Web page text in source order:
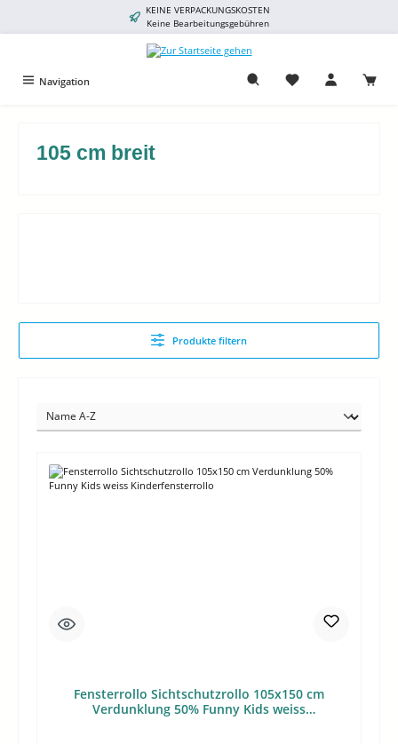
KEINE VERPACKUNGSKOSTEN
Keine Bearbeitungsgebühren
Navigation
105 cm breit
Produkte filtern
Fensterrollo Sichtschutzrollo 105x150 cm
Verdunklung 50% Funny Kids weiss